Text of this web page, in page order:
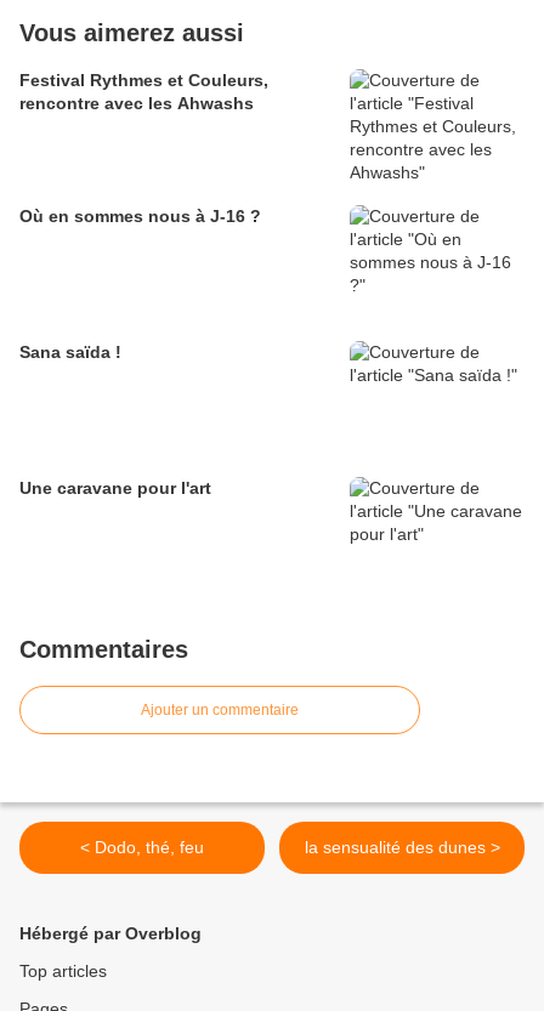
Vous aimerez aussi
Festival Rythmes et Couleurs,
rencontre avec les Ahwashs
Où en sommes nous à J-16 ?
Sana saïda !
Une caravane pour l'art
Commentaires
Ajouter un commentaire
< Dodo, thé, feu la sensualité des dunes >
Hébergé par Overblog
Top articles